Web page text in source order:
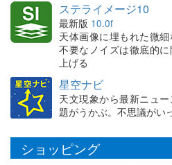
ステライメージ10
最新版 10.0f
天体画像に埋もれた微細
不要なノイズは徹底的
上げる
星空ナビ
天文現象から最新ニュ
題がうかぶ。不思議がい
ショッピング